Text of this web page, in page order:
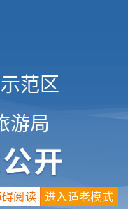
范区
游局
进入适老模式
阅读